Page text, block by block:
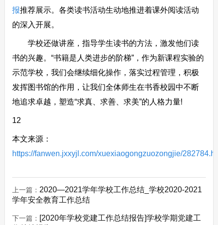
报推荐展示。各类读书活动生动地推进着课外阅读活动
的深入开展。
学校还做讲座，指导学生读书的方法，激发他们读
书的兴趣。“书籍是人类进步的阶梯”，作为新课程实验的
示范学校，我们会继续细化操作，落实过程管理，积极
发挥图书馆的作用，让我们全体师生在书香校园中不断
地追求卓越，塑造“求真、求善、求美”的人格力量!
12
本文来源：
https://fanwen.jxxyjl.com/xuexiaogongzuozongjie/
上一篇： 2020—2021学年学校工作总结_学校2020-2021
学年安全教育工作总结
下一篇： [2020年学校党建工作总结报告]学校学期党建工